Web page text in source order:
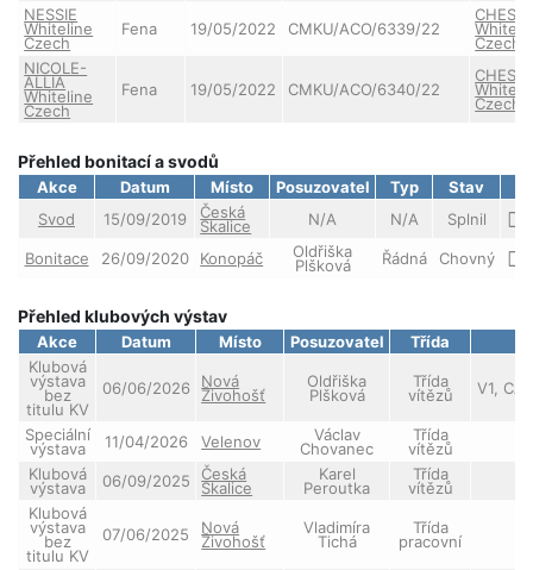
NESSIE
Whiteline
Czech
Fena 19/05/2022 CMKU/ACO/6339/22
Czech
NICOLE-
ALLIA
Whiteline
Czech
Fena 19/05/2022 CMKU/ACO/6340/22
Czech
Přehled bonitací a svodů
Akce Datum Místo Posuzovatel Typ
Stav
Svod
15/09/2019 Česká
Skalice N/A N/A Splnil
Bonitace 26/09/2020 Konopáč Oldřiška
Plšková Řádná Chovný
Přehled klubových výstav
Akce Datum Místo Posuzovatel
Třída
Klubová
výstava
bez
titulu KV
06/06/2026 Nová
Živohošť
Oldřiška
Plšková
Třída
vítězů V1,
Speciální
výstava 11/04/2026 Velenov Václav
Chovanec
Třída
vítězů
Klubová
výstava 06/09/2025 Česká
Skalice
Karel
Peroutka
Třída
vítězů
Klubová
výstava
bez
titulu KV
07/06/2025 Nová
Živohošť
Vladimíra
Tichá
Třída
pracovní